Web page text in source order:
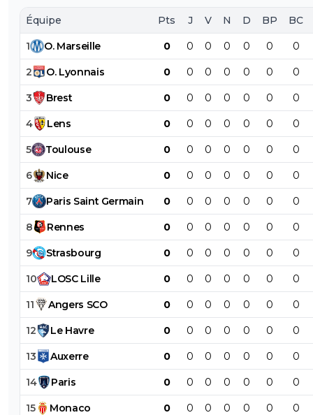
Équipe Pts J V N D BP BC
1 O. Marseille 0 0 0 0 0 0 0
2 O. Lyonnais 0 0 0 0 0 0 0
3 Brest 0 0 0 0 0 0 0
4 Lens 0 0 0 0 0 0 0
5 Toulouse 0 0 0 0 0 0 0
6 Nice 0 0 0 0 0 0 0
7 Paris Saint Germain 0 0 0 0 0 0 0
8 Rennes 0 0 0 0 0 0 0
9 Strasbourg 0 0 0 0 0 0 0
10 LOSC Lille 0 0 0 0 0 0 0
11 Angers SCO 0 0 0 0 0 0 0
12 Le Havre 0 0 0 0 0 0 0
13 Auxerre 0 0 0 0 0 0 0
14 Paris 0 0 0 0 0 0 0
15 Monaco 0 0 0 0 0 0 0